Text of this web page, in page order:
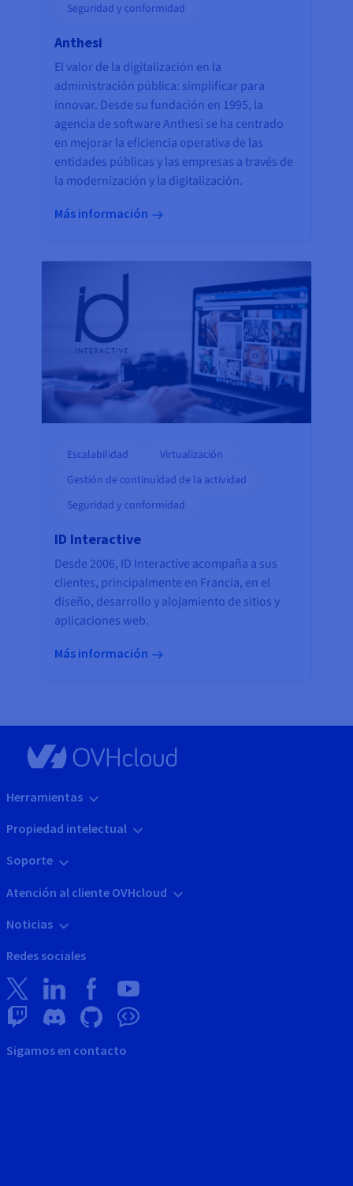
Seguridad y conformidad
Anthesi
El valor de la digitalización en la
administración pública: simplificar para
innovar. Desde su fundación en 1995, la
agencia de software Anthesi se ha centrado
en mejorar la eficiencia operativa de las
entidades públicas y las empresas a través de
la modernización y la digitalización.
Más información
Escalabilidad
Virtualización
Gestión de continuidad de la actividad
Seguridad y conformidad
ID Interactive
Desde 2006, ID Interactive acompaña a sus
clientes, principalmente en Francia, en el
diseño, desarrollo y alojamiento de sitios y
aplicaciones web.
Más información
Herramientas
Propiedad intelectual
Soporte
Atención al cliente OVHcloud
Noticias
Redes sociales
Sigamos en contacto